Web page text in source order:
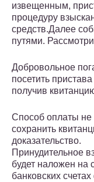
извещенным,
процедуру
средств.Далее
путями.
Добровольное
посетить
получив
Способ оплаты не
сохранить
доказательство.
Принудительное
будет наложен на
банковских